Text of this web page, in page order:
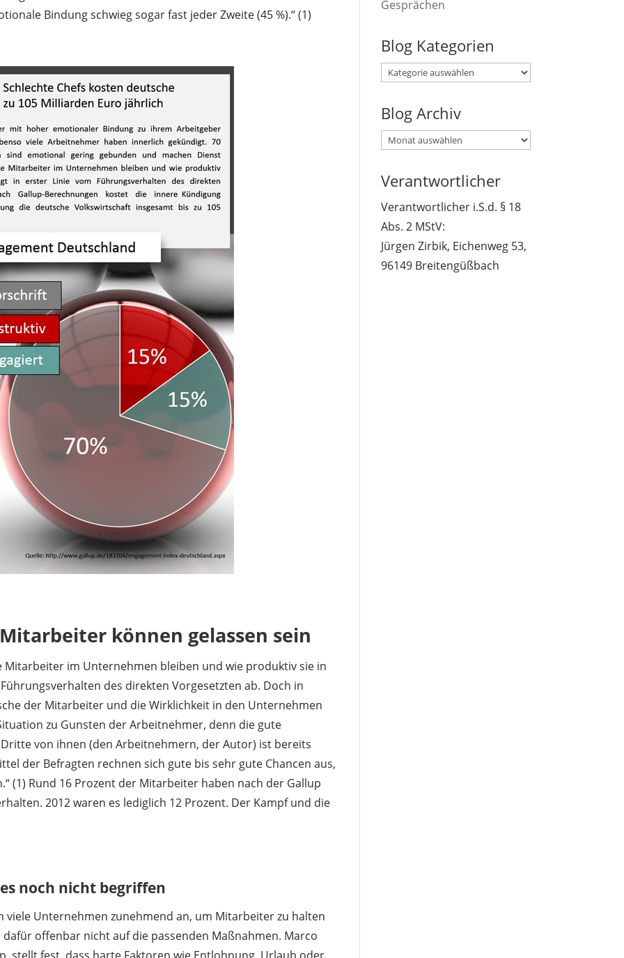
Bindung schwieg sogar fast jeder Zweite (45 %).“ (1)
können gelassen sein
Mitarbeiter im Unternehmen bleiben und wie produktiv sie in
des direkten Vorgesetzten ab. Doch in
der Mitarbeiter und die Wirklichkeit in den Unternehmen
zu Gunsten der Arbeitnehmer, denn die gute
von ihnen (den Arbeitnehmern, der Autor) ist bereits
der Befragten rechnen sich gute bis sehr gute Chancen aus,
(1) Rund 16 Prozent der Mitarbeiter haben nach der Gallup
2012 waren es lediglich 12 Prozent. Der Kampf und die
noch nicht begriffen
viele Unternehmen zunehmend an, um Mitarbeiter zu halten
offenbar nicht auf die passenden Maßnahmen. Marco
Gesprächen
Blog Kategorien
Blog
Blog Archiv
Blog
Verantwortlicher
Verantwortlicher i.S.d. § 18
Abs. 2 MStV:
Jürgen Zirbik, Eichenweg 53,
96149 Breitengüßbach